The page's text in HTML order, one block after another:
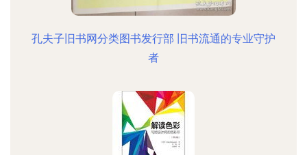
孔夫子旧书网分类图书发行部 旧书流通的专业守护
者